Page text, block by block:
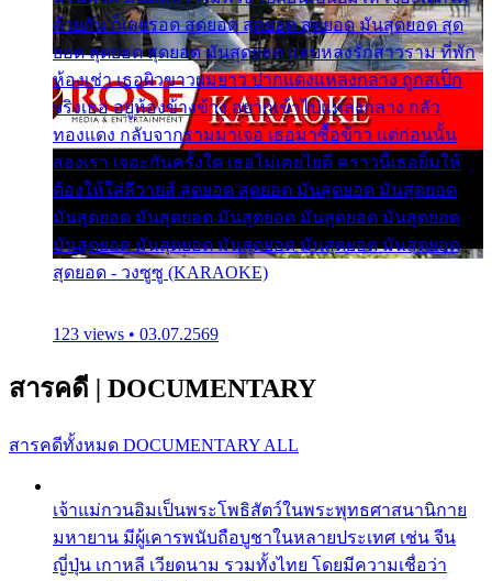
ด้วยกัน ก็เลยรอด สุดยอด สุดยอด สุดยอด มันสุดยอด สุด
ยอด สุดยอด สุดยอด มันสุดยอด แอบหลงรักสาวราม ที่พัก
ห้องเช่า เธอผิวขาวผมยาว ปากแดงแหลงกลาง ถูกสเป็ก
จริงเธอ อยู่ห้องข้างข้าง อยากเข้าไปแหลงกลาง กลัว
ทองแดง กลับจากรามมาเจอ เธอมาซื้อข้าว แต่ก่อนนั้น
สองเรา เจอะกันครั้งใด เธอไม่เคยไยดี คราวนี้เธอยิ้มให้
ต้องให้ใส่ลีวายส์ สุดยอด สุดยอด มันสุดยอด มันสุดยอด
มันสุดยอด มันสุดยอด มันสุดยอด มันสุดยอด มันสุดยอด
มันสุดยอด มันสุดยอด มันสุดยอด มันสุดยอด มันสุดยอด
สุดยอด - วงซูซู (KARAOKE)
123 views • 03.07.2569
สารคดี | DOCUMENTARY
สารคดีทั้งหมด DOCUMENTARY ALL
เจ้าแม่กวนอิมเป็นพระโพธิสัตว์ในพระพุทธศาสนานิกาย
มหายาน มีผู้เคารพนับถือบูชาในหลายประเทศ เช่น จีน
ญี่ปุ่น เกาหลี เวียดนาม รวมทั้งไทย โดยมีความเชื่อว่า